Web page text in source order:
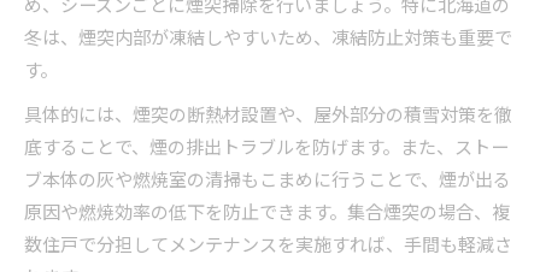
冬は、煙突内部が凍結しやすいため、凍結防止対策も重要で
す。
具体的には、煙突の断熱材設置や、屋外部分の積雪対策を徹
底することで、煙の排出トラブルを防げます。また、ストー
ブ本体の灰や燃焼室の清掃もこまめに行うことで、煙が出る
原因や燃焼効率の低下を防止できます。集合煙突の場合、複
数住戸で分担してメンテナンスを実施すれば、手間も軽減さ